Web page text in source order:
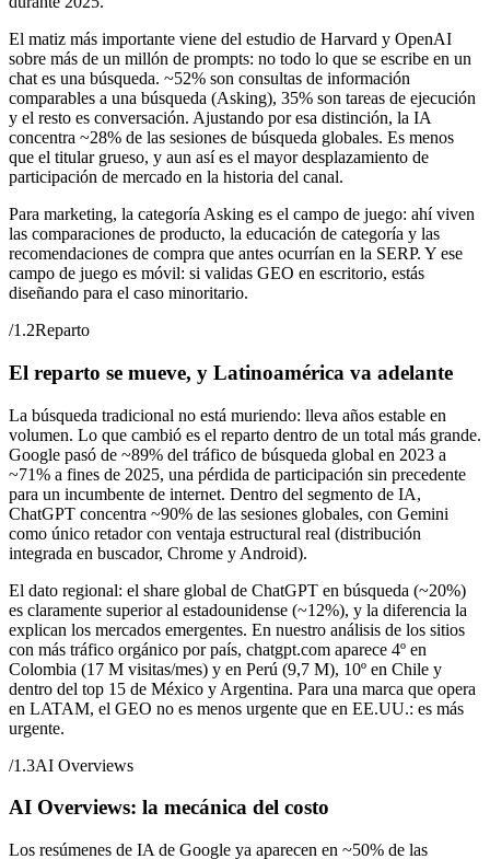
El matiz más importante viene del estudio de Harvard y OpenAI
sobre más de un millón de prompts: no todo lo que se escribe en un
chat es una búsqueda. ~52% son consultas de información
comparables a una búsqueda (Asking), 35% son tareas de ejecución
y el resto es conversación. Ajustando por esa distinción, la IA
concentra ~28% de las sesiones de búsqueda globales. Es menos
que el titular grueso, y aun así es el mayor desplazamiento de
participación de mercado en la historia del canal.
Para marketing, la categoría Asking es el campo de juego: ahí viven
las comparaciones de producto, la educación de categoría y las
recomendaciones de compra que antes ocurrían en la SERP. Y ese
campo de juego es móvil: si validas GEO en escritorio, estás
diseñando para el caso minoritario.
/1.2Reparto
El reparto se mueve, y Latinoamérica va adelante
La búsqueda tradicional no está muriendo: lleva años estable en
volumen. Lo que cambió es el reparto dentro de un total más grande.
Google pasó de ~89% del tráfico de búsqueda global en 2023 a
~71% a fines de 2025, una pérdida de participación sin precedente
para un incumbente de internet. Dentro del segmento de IA,
ChatGPT concentra ~90% de las sesiones globales, con Gemini
como único retador con ventaja estructural real (distribución
integrada en buscador, Chrome y Android).
El dato regional: el share global de ChatGPT en búsqueda (~20%)
es claramente superior al estadounidense (~12%), y la diferencia la
explican los mercados emergentes. En nuestro análisis de los sitios
con más tráfico orgánico por país, chatgpt.com aparece 4º en
Colombia (17 M visitas/mes) y en Perú (9,7 M), 10º en Chile y
dentro del top 15 de México y Argentina. Para una marca que opera
en LATAM, el GEO no es menos urgente que en EE.UU.: es más
urgente.
/1.3AI Overviews
AI Overviews: la mecánica del costo
Los resúmenes de IA de Google ya aparecen en ~50% de las